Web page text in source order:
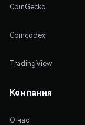
CoinGecko
Coincodex
TradingView
Компания
О нас